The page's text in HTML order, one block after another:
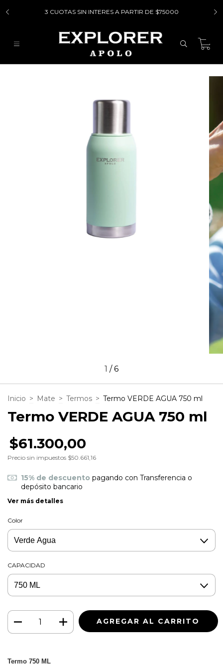
3 CUOTAS SIN INTERES A PARTIR DE $75000
1 /6
Inicio > Mate > Termos > Termo VERDE AGUA 750 ml
Termo VERDE AGUA 750 ml
$61.300,00
Precio sin impuestos $50.661,16
15% de descuento pagando con Transferencia o
depósito bancario
Ver más detalles
Color
CAPACIDAD
Termo 750 ML